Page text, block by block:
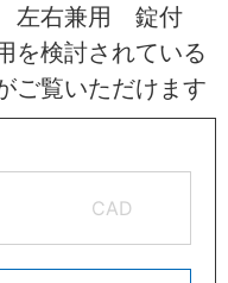
左右兼用 錠付
を検討されている
ご覧いただけます
CAD